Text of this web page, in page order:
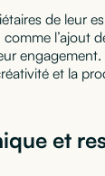
de leur
l’ajout
et la
et